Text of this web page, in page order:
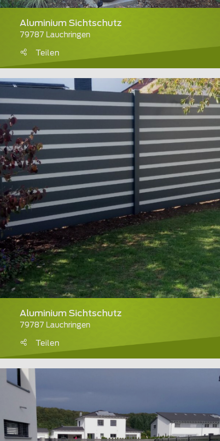
Aluminium Sichtschutz
79787 Lauchringen
Teilen
Aluminium Sichtschutz
79787 Lauchringen
Teilen